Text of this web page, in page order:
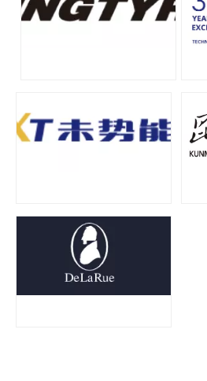
Tecnología de tratamiento de agua por ultrasonidos
Actualmente, la investigación sobre
¿Cuál es el principio y la teoría de